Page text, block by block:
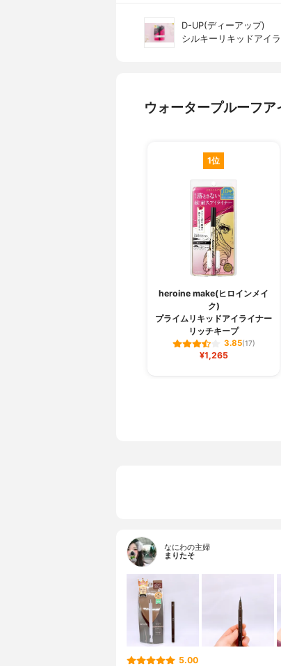
D-UP(ディーアップ)
シルキーリキッドアイ
ウォータープルーフ
1位
heroine make(ヒロインメイ
ク)
プライムリキッドアイライナー
リッチキープ
3.85(17)
¥1,265
なにわの主婦
まりたそ
5.00